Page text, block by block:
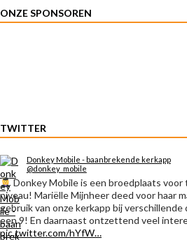
ONZE SPONSOREN
TWITTER
Donkey Mobile - baanbrekende kerkapp
@donkey_mobile
Donkey Mobile is een broedplaats voor
niveau! Mariëlle Mijnheer deed voor haar
gebruik van onze kerkapp bij
een 9! En daarnaast ontzettend veel
pic.twitter.com/hYfW…